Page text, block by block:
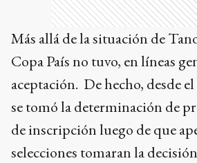
Más allá de la situación de
Copa País no tuvo, en líneas
aceptación. De hecho, desde
se tomó la determinación de
de inscripción luego de que
selecciones tomaran la